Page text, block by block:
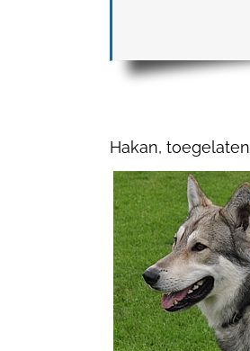
Hakan, toegelaten